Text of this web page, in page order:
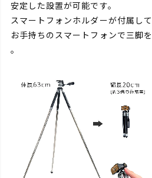
安定した設置が可能です。
スマートフォンホルダーが付属して
お手持ちのスマートフォンで三脚
。